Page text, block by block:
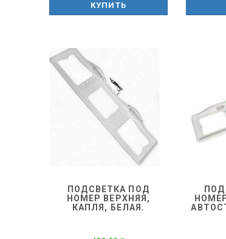
КУПИТЬ
ПОДСВЕТКА ПОД
НОМЕР ВЕРХНЯЯ,
КАПЛЯ, БЕЛАЯ.